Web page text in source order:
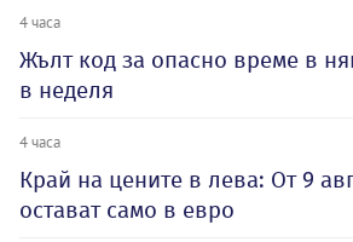
4 часа
Жълт код за опасно време в
в неделя
4 часа
Край на цените в лева: От 9
остават само в евро